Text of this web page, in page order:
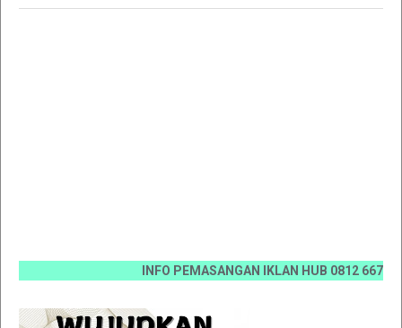
INFO PEMASANGAN IKLAN HUB 0812 6670